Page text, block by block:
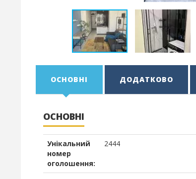
ОСНОВНІ ДОДАТКОВО
ОСНОВНІ
Унікальний
номер
оголошення:
2444